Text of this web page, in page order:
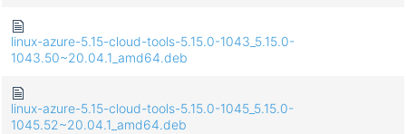
linux-azure-5.15-cloud-tools-5.15.0-1043_5.15.0-
1043.50~20.04.1_amd64.deb
linux-azure-5.15-cloud-tools-5.15.0-1045_5.15.0-
1045.52~20.04.1_amd64.deb